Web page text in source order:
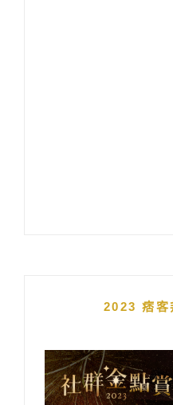
2023 痞客